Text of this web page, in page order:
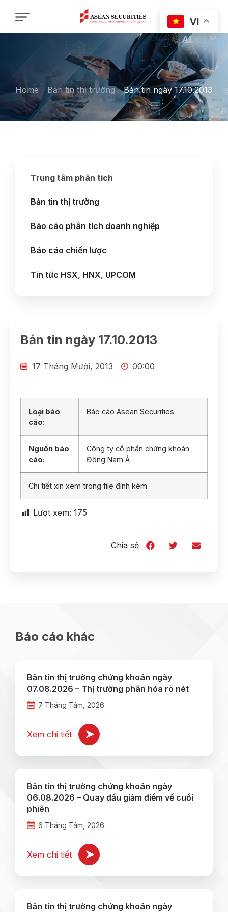
Home - Bản tin thị trường-Bản tin ngày 17.10.2013
Trung tâm phân tích
Bản tin thị trường
Báo cáo phân tích doanh nghiệp
Báo cáo chiến lược
Tin tức HSX, HNX, UPCOM
Bản tin ngày 17.10.2013
17 Tháng Mười, 2013 00:00
Loại báo
cáo:
Báo cáo Asean Securities
Nguồn báo
cáo:
Công ty cổ phần chứng khoán
Đông Nam Á
Chi tiết xin xem trong file đính kèm
Lượt xem: 175
Chia sẻ
Báo cáo khác
Bản tin thị trường chứng khoán ngày
07.08.2026 – Thị trường phân hóa rõ nét
7 Tháng Tám, 2026
Xem chi tiết
Bản tin thị trường chứng khoán ngày
06.08.2026 – Quay đầu giảm điểm về cuối
phiên
6 Tháng Tám, 2026
Xem chi tiết
Bản tin thị trường chứng khoán ngày
VI